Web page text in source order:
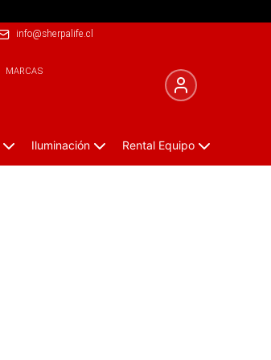
info@sherpalife.cl
MARCAS
Iluminación Rental Equipo